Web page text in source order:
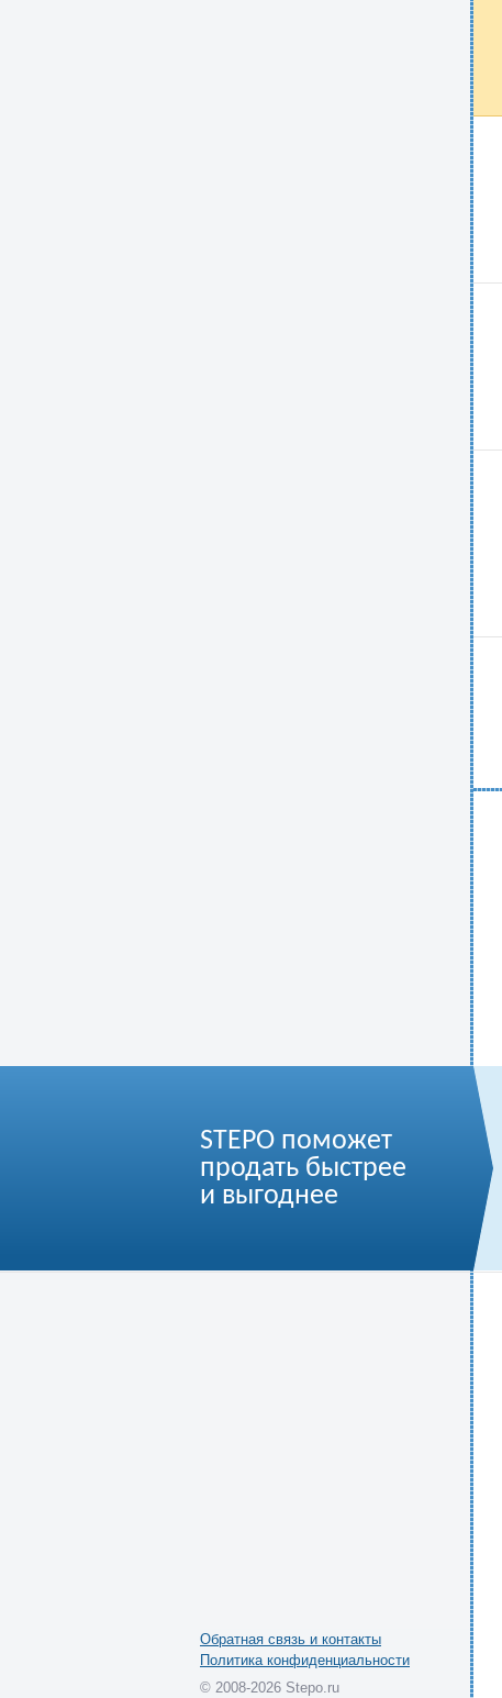
STEPO поможет
продать быстрее
и выгоднее
Обратная связь и контакты
Политика конфиденциальности
© 2008-2026 Stepo.ru